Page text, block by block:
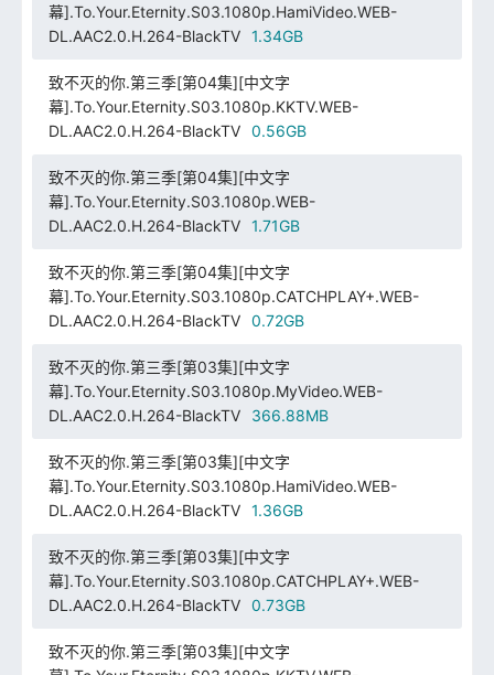
幕].To.Your.Eternity.S03.1080p.HamiVideo.WEB-
DL.AAC2.0.H.264-BlackTV
1.34GB
致不灭的你.第三季[第04集][中文字
幕].To.Your.Eternity.S03.1080p.KKTV.WEB-
DL.AAC2.0.H.264-BlackTV
0.56GB
致不灭的你.第三季[第04集][中文字
幕].To.Your.Eternity.S03.1080p.WEB-
DL.AAC2.0.H.264-BlackTV
1.71GB
致不灭的你.第三季[第04集][中文字
幕].To.Your.Eternity.S03.1080p.CATCHPLAY+.WEB-
DL.AAC2.0.H.264-BlackTV
0.72GB
致不灭的你.第三季[第03集][中文字
幕].To.Your.Eternity.S03.1080p.MyVideo.WEB-
DL.AAC2.0.H.264-BlackTV
366.88MB
致不灭的你.第三季[第03集][中文字
幕].To.Your.Eternity.S03.1080p.HamiVideo.WEB-
DL.AAC2.0.H.264-BlackTV
1.36GB
致不灭的你.第三季[第03集][中文字
幕].To.Your.Eternity.S03.1080p.CATCHPLAY+.WEB-
DL.AAC2.0.H.264-BlackTV
0.73GB
致不灭的你.第三季[第03集][中文字